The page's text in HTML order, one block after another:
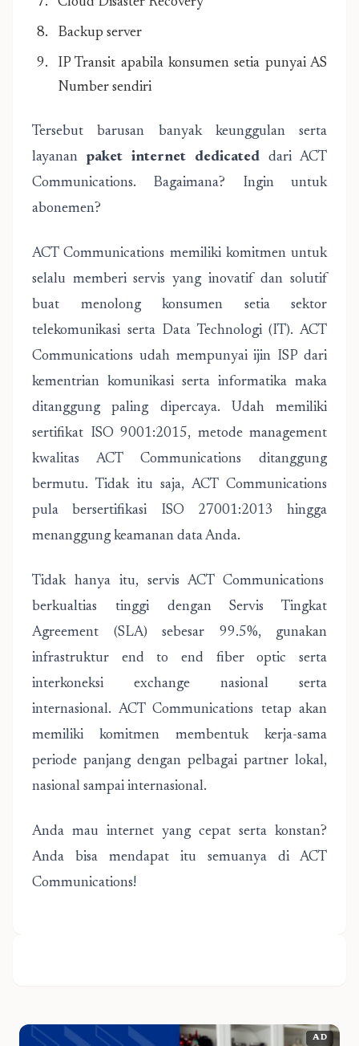
Backup server
IP Transit apabila konsumen setia punyai AS
Number sendiri
Tersebut barusan banyak keunggulan serta
layanan paket internet dedicated dari ACT
Communications. Bagaimana? Ingin untuk
abonemen?
ACT Communications memiliki komitmen untuk
selalu memberi servis yang inovatif dan solutif
buat menolong konsumen setia sektor
telekomunikasi serta Data Technologi (IT). ACT
Communications udah mempunyai ijin ISP dari
kementrian komunikasi serta informatika maka
ditanggung paling dipercaya. Udah memiliki
sertifikat ISO 9001:2015, metode management
kwalitas ACT Communications ditanggung
bermutu. Tidak itu saja, ACT Communications
pula bersertifikasi ISO 27001:2013 hingga
menanggung keamanan data Anda.
Tidak hanya itu, servis ACT Communications
berkualtias tinggi dengan Servis Tingkat
Agreement (SLA) sebesar 99.5%, gunakan
infrastruktur end to end fiber optic serta
interkoneksi exchange nasional serta
internasional. ACT Communications tetap akan
memiliki komitmen membentuk kerja-sama
periode panjang dengan pelbagai partner lokal,
nasional sampai internasional.
Anda mau internet yang cepat serta konstan?
Anda bisa mendapat itu semuanya di ACT
Communications!
AD